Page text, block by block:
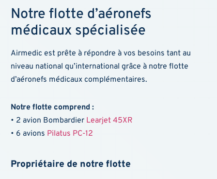
Notre flotte d’aéronefs
médicaux spécialisée
Airmedic est prête à répondre à vos besoins tant au
niveau national qu’international grâce à notre flotte
d’aéronefs médicaux complémentaires.
Notre flotte comprend :
• 2 avion Bombardier Learjet 45XR
• 6 avions Pilatus PC-12
Propriétaire de notre flotte